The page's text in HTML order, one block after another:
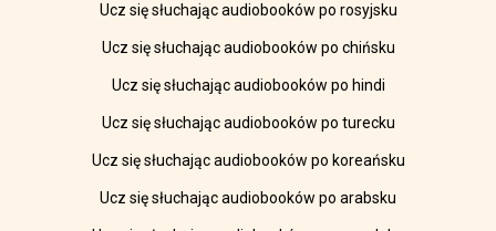
Ucz się słuchając audiobooków po rosyjsku
Ucz się słuchając audiobooków po chińsku
Ucz się słuchając audiobooków po hindi
Ucz się słuchając audiobooków po turecku
Ucz się słuchając audiobooków po koreańsku
Ucz się słuchając audiobooków po arabsku